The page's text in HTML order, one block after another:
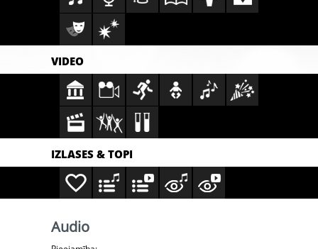
VIDEO
IZLASES & TOPI
Audio